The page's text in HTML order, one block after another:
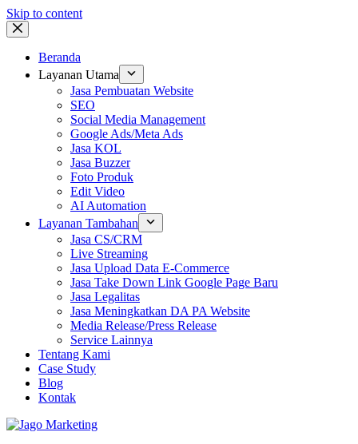
Skip to content
Beranda
Layanan Utama
Jasa Pembuatan Website
SEO
Social Media Management
Google Ads/Meta Ads
Jasa KOL
Jasa Buzzer
Foto Produk
Edit Video
AI Automation
Layanan Tambahan
Jasa CS/CRM
Live Streaming
Jasa Upload Data E-Commerce
Jasa Take Down Link Google Page Baru
Jasa Legalitas
Jasa Meningkatkan DA PA Website
Media Release/Press Release
Service Lainnya
Tentang Kami
Case Study
Blog
Kontak